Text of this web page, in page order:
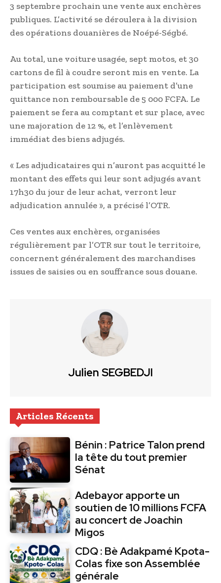
3 septembre prochain une vente aux enchères
publiques. L’activité se déroulera à la division
des opérations douanières de Noépé-Ségbé.
Au total, une voiture usagée, sept motos, et 30
cartons de fil à coudre seront mis en vente. La
participation est soumise au paiement d’une
quittance non remboursable de 5 000 FCFA. Le
paiement se fera au comptant et sur place, avec
une majoration de 12 %, et l’enlèvement
immédiat des biens adjugés.
« Les adjudicataires qui n’auront pas acquitté le
montant des effets qui leur sont adjugés avant
17h30 du jour de leur achat, verront leur
adjudication annulée », a précisé l’OTR.
Ces ventes aux enchères, organisées
régulièrement par l’OTR sur tout le territoire,
concernent généralement des marchandises
issues de saisies ou en souffrance sous douane.
Julien SEGBEDJI
Articles Récents
Bénin : Patrice Talon prend
la tête du tout premier
Sénat
Adebayor apporte un
soutien de 10 millions FCFA
au concert de Joachin
Migos
CDQ : Bè Adakpamé Kpota-
Colas fixe son Assemblée
générale